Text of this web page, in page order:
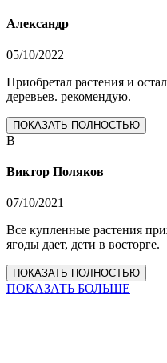
Александр
05/10/2022
Приобретал растения и
деревьев. рекомендую.
ПОКАЗАТЬ ПОЛНОСТЬЮ
В
Виктор Поляков
07/10/2021
Все купленные растения
ягоды дает, дети в восторге.
ПОКАЗАТЬ ПОЛНОСТЬЮ
ПОКАЗАТЬ БОЛЬШЕ